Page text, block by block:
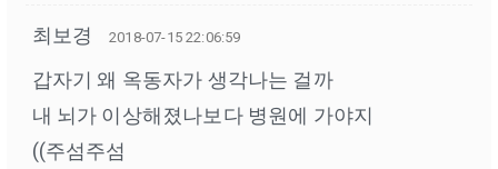
최보경 2018-07-15 22:06:59
갑자기 왜 옥동자가 생각나는 걸까
내 뇌가 이상해졌나보다 병원에 가야지
((주섬주섬